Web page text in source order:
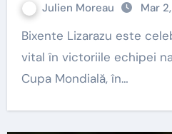
Julien Moreau Mar
Bixente Lizarazu este celebrat pentru rolul său
vital în victoriile echipei
Cupa Mondială, în…